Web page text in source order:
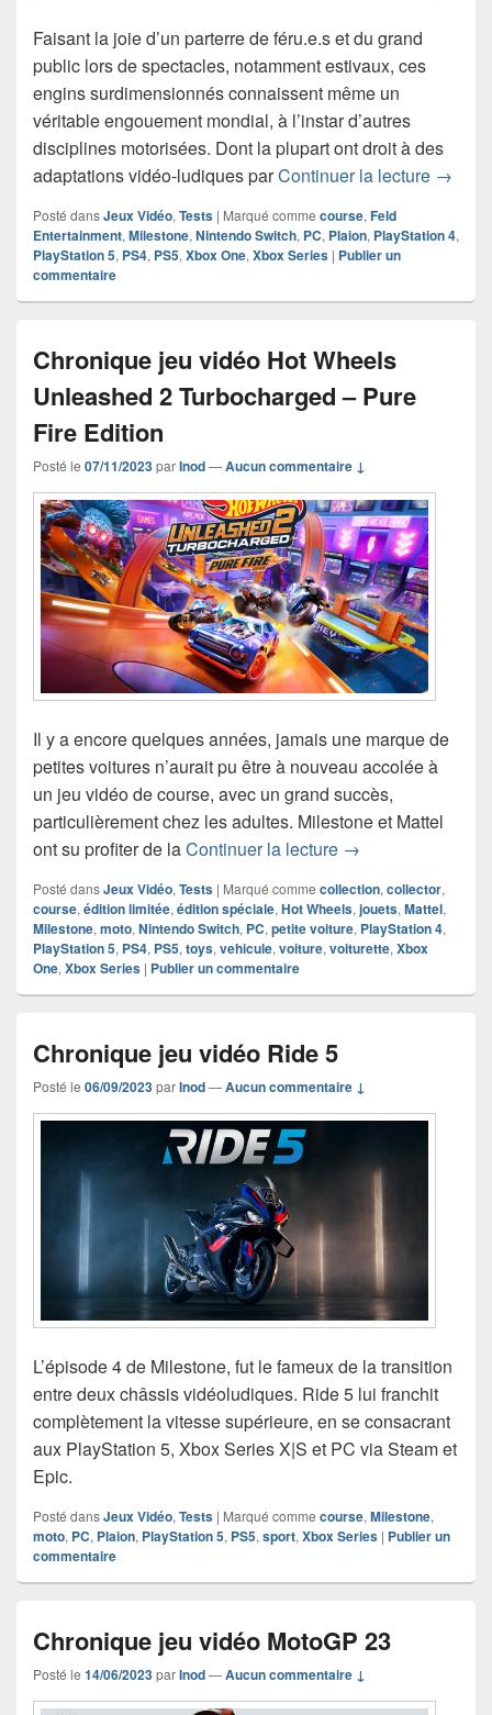
Faisant la joie d’un parterre de féru.e.s et du grand
public lors de spectacles, notamment estivaux, ces
engins surdimensionnés connaissent même un
véritable engouement mondial, à l’instar d’autres
disciplines motorisées. Dont la plupart ont droit à des
adaptations vidéo-ludiques parContinuer la lecture →
Posté dansJeux Vidéo, Tests | Marqué comme course, Feld
Entertainment, Milestone, Nintendo Switch, PC, Plaion, PlayStation 4,
PlayStation 5, PS4, PS5, Xbox One, Xbox Series | Publier un
commentaire
Chronique jeu vidéo Hot Wheels
Unleashed 2 Turbocharged – Pure
Fire Edition
Posté le 07/11/2023parInod—Aucun commentaire ↓
Il y a encore quelques années, jamais une marque de
petites voitures n’aurait pu être à nouveau accolée à
un jeu vidéo de course, avec un grand succès,
particulièrement chez les adultes. Milestone et Mattel
ont su profiter de laContinuer la lecture Chronique jeu
→
Posté dansJeux Vidéo, Tests | Marqué comme collection, collector,
course, édition limitée, édition spéciale, Hot Wheels, jouets, Mattel,
Milestone, moto, Nintendo Switch, PC, petite voiture, PlayStation 4,
PlayStation 5, PS4, PS5, toys, vehicule, voiture, voiturette, Xbox
One, Xbox Series | Publier un commentaire
Chronique jeu vidéo Ride 5
Posté le 06/09/2023parInod—Aucun commentaire ↓
L’épisode 4 de Milestone, fut le fameux de la transition
entre deux châssis vidéoludiques. Ride 5 lui franchit
complètement la vitesse supérieure, en se consacrant
aux PlayStation 5, Xbox Series X|S et PC via Steam et
Epic.
Posté dansJeux Vidéo, Tests | Marqué comme course, Milestone,
moto, PC, Plaion, PlayStation 5, PS5, sport, Xbox Series | Publier un
commentaire
Chronique jeu vidéo MotoGP 23
Posté le 14/06/2023parInod—Aucun commentaire ↓